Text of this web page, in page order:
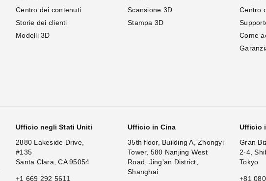
Centro dei contenuti
Storie dei clienti
Modelli 3D
Scansione 3D
Stampa 3D
Centro
Come
Ufficio negli Stati Uniti
2880 Lakeside Drive,
#135
Santa Clara, CA 95054
+1 669 292 5611
Ufficio in Cina
35th floor, Building A, Zhongyi
Tower, 580 Nanjing West
Road, Jing'an District,
Shanghai
Ufficio
Gran
2-4,
Tokyo
+81